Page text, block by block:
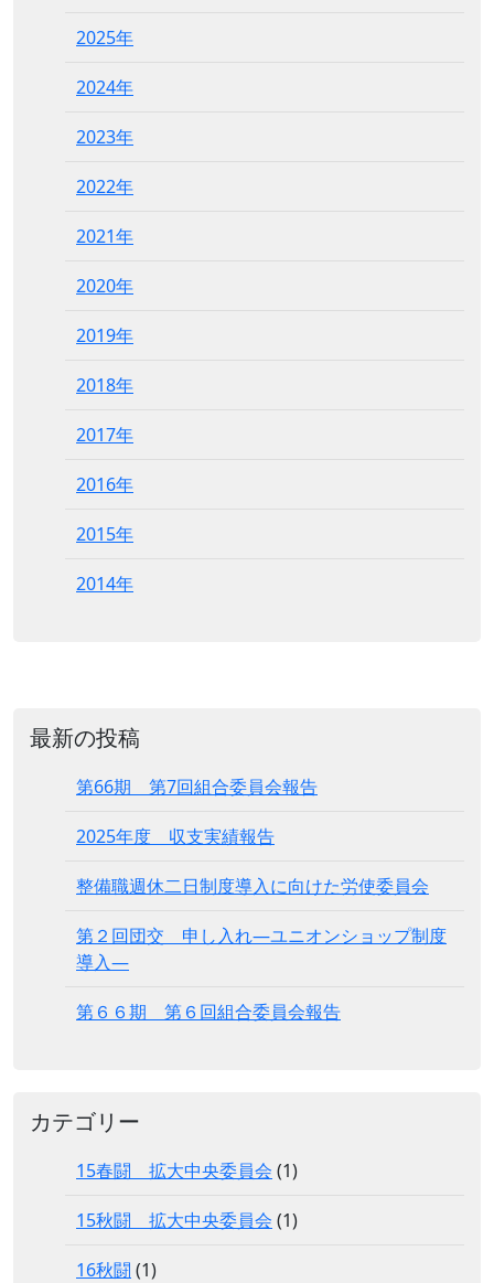
2025年
2024年
2023年
2022年
2021年
2020年
2019年
2018年
2017年
2016年
2015年
2014年
最新の投稿
第66期 第7回組合委員会報告
2025年度 収支実績報告
整備職週休二日制度導入に向けた労使委員会
第２回団交 申し入れ―ユニオンショップ制度
導入―
第６６期 第６回組合委員会報告
カテゴリー
15春闘 拡大中央委員会 (1)
15秋闘 拡大中央委員会 (1)
16秋闘 (1)